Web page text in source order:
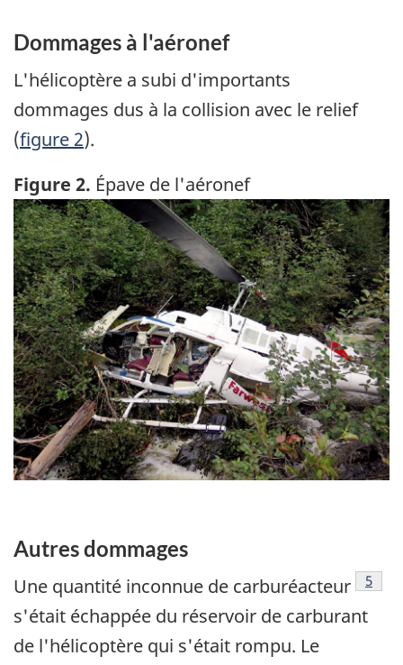
Dommages à l'aéronef
L'hélicoptère a subi d'importants
dommages dus à la collision avec le relief
(figure 2).
Figure 2. Épave de l'aéronef
Image
Autres dommages
Une quantité inconnue de carburéacteur Note
5
s'était échappée du réservoir de carburant
de l'hélicoptère qui s'était rompu. Le